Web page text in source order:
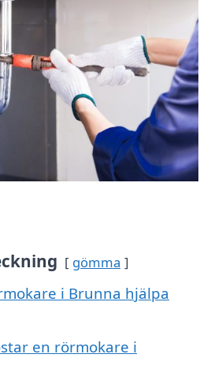
gömma
i Brunna hjälpa
en rörmokare i